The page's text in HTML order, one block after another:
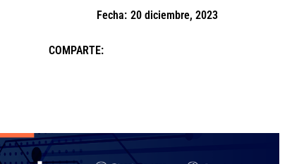
Fecha: 20 diciembre, 2023
COMPARTE: